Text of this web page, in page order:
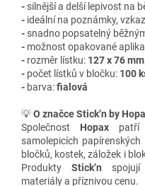
- silnější a delší lepivost na
- ideální na poznámky,
- snadno popsatelný
- možnost opakované
- rozměr lístku: 127 x 76 mm
- počet lístků v bločku: 100
- barva:fialová
💡O značce Stick’n by
Společnost Hopax patří
samolepicích
bločků, kostek, záložek i
Produkty Stick’n spojují
materiály a příznivou cenu.